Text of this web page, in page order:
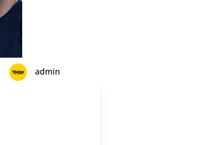
admin